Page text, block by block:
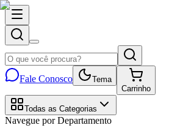
Fale Conosco
Tema
Carrinho
Todas as Categorias
Navegue por Departamento